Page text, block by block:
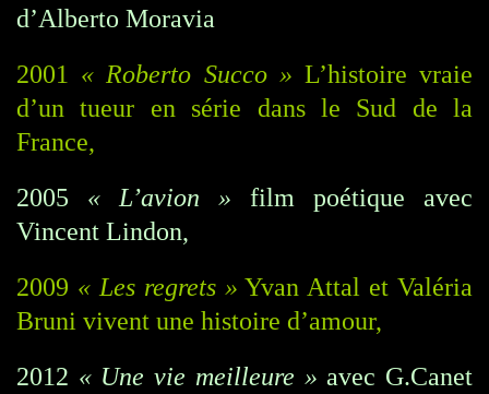
d’Alberto Moravia
2001 « Roberto Succo » L’histoire vraie
d’un tueur en série dans le Sud de la
France,
2005 « L’avion » film poétique avec
Vincent Lindon,
2009 « Les regrets » Yvan Attal et Valéria
Bruni vivent une histoire d’amour,
2012 « Une vie meilleure » avec G.Canet